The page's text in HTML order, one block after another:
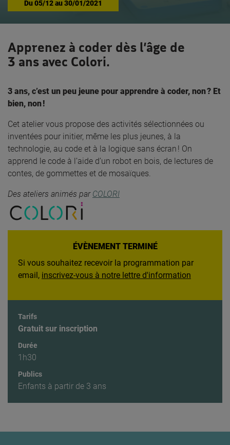
Du05/12au30/01/2021
Apprenez à coder dès l’âge de
3 ans avec Colori.
3 ans, c’est un peu jeune pour apprendre à coder, non ? Et
bien, non !
Cet atelier vous propose des activités sélectionnées ou
inventées pour initier, même les plus jeunes, à la
technologie, au code et à la logique sans écran ! On
apprend le code à l’aide d’un robot en bois, de lectures de
contes, de gommettes et de mosaïques.
Des ateliers animés par COLORI
ÉVÈNEMENT TERMINÉ
Si vous souhaitez recevoir la programmation par
email, inscrivez-vous à notre lettre d'information
Tarifs
Gratuit sur inscription
Durée
1h30
Publics
Enfants à partir de 3 ans